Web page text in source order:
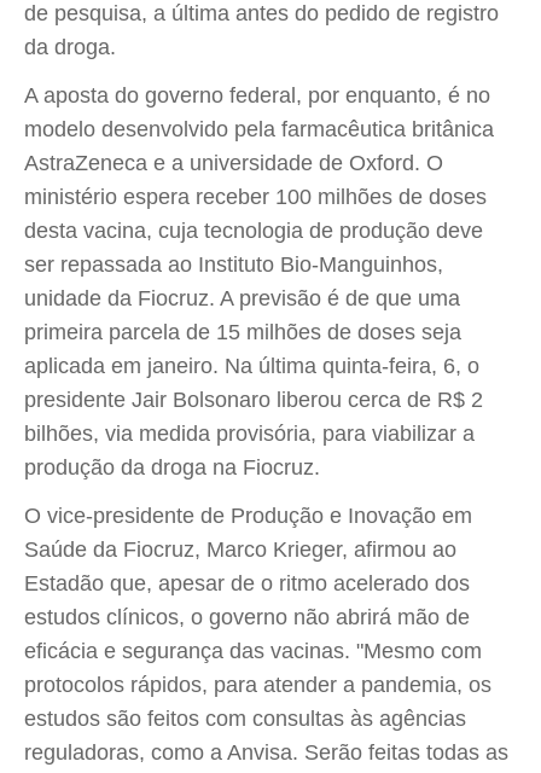
de pesquisa, a última antes do pedido de registro
da droga.
A aposta do governo federal, por enquanto, é no
modelo desenvolvido pela farmacêutica britânica
AstraZeneca e a universidade de Oxford. O
ministério espera receber 100 milhões de doses
desta vacina, cuja tecnologia de produção deve
ser repassada ao Instituto Bio-Manguinhos,
unidade da Fiocruz. A previsão é de que uma
primeira parcela de 15 milhões de doses seja
aplicada em janeiro. Na última quinta-feira, 6, o
presidente Jair Bolsonaro liberou cerca de R$ 2
bilhões, via medida provisória, para viabilizar a
produção da droga na Fiocruz.
O vice-presidente de Produção e Inovação em
Saúde da Fiocruz, Marco Krieger, afirmou ao
Estadão que, apesar de o ritmo acelerado dos
estudos clínicos, o governo não abrirá mão de
eficácia e segurança das vacinas. "Mesmo com
protocolos rápidos, para atender a pandemia, os
estudos são feitos com consultas às agências
reguladoras, como a Anvisa. Serão feitas todas as